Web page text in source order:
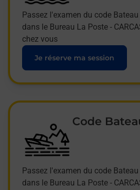
Passez l'examen du code
dans le Bureau La Poste -
chez vous
Je réserve ma session
Code
Passez l'examen du code
dans le Bureau La Poste -